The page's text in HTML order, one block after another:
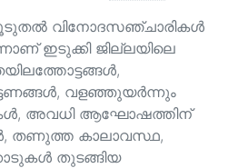
വിനോദസഞ്ചാരികൾ
ഇടുക്കി ജില്ലയിലെ
വളഞ്ഞുയര്‍ന്നും
അവധി ആഘോഷത്തിന്
തണുത്ത കാലാവസ്ഥ,
തുടങ്ങിയ